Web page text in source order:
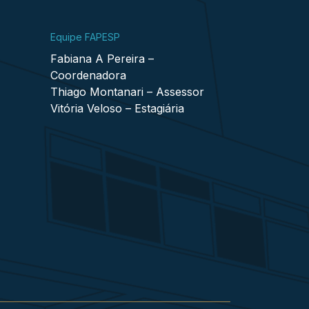
Equipe FAPESP
Fabiana A Pereira –
Coordenadora
Thiago Montanari – Assessor
Vitória Veloso – Estagiária